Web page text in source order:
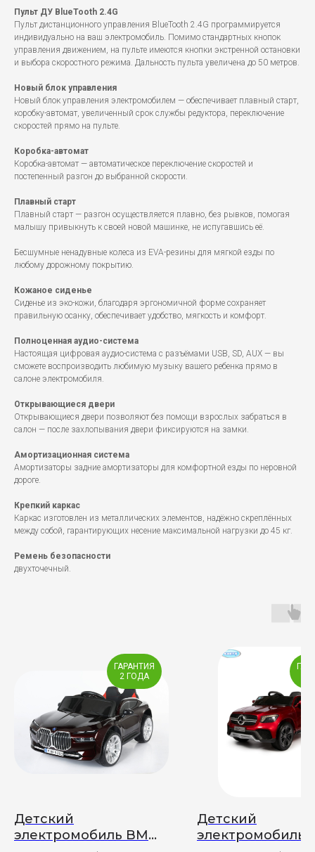
Пульт ДУ BlueTooth 2.4G
Пульт дистанционного управления BlueTooth 2.4G программируется
индивидуально на ваш электромобиль. Помимо стандартных кнопок
управления движением, на пульте имеются кнопки экстренной остановки
и выбора скоростного режима. Дальность пульта увеличена до 50 метров.
Новый блок управления
Новый блок управления электромобилем — обеспечивает плавный старт,
коробку-автомат, увеличенный срок службы редуктора, переключение
скоростей прямо на пульте.
Коробка-автомат
Коробка-автомат — автоматическое переключение скоростей и
постепенный разгон до выбранной скорости.
Плавный старт
Плавный старт — разгон осуществляется плавно, без рывков, помогая
малышу привыкнуть к своей новой машинке, не испугавшись её.
Бесшумные ненадувные колеса из EVA-резины для мягкой езды по
любому дорожному покрытию.
Кожаное сиденье
Сиденье из эко-кожи, благодаря эргономичной форме сохраняет
правильную осанку, обеспечивает удобство, мягкость и комфорт.
Полноценная аудио-система
Настоящая цифровая аудио-система с разъёмами USB, SD, AUX — вы
сможете воспроизводить любимую музыку вашего ребенка прямо в
салоне электромобиля.
Открывающиеся двери
Открывающиеся двери позволяют без помощи взрослых забраться в
салон — после захлопывания двери фиксируются на замки.
Амортизационная система
Амортизаторы задние амортизаторы для комфортной езды по неровной
дороге.
Крепкий каркас
Каркас изготовлен из металлических элементов, надёжно скреплённых
между собой, гарантирующих несение максимальной нагрузки до 45 кг.
Ремень безопасности
двухточечный.
ГАРАНТИЯ
2 ГОДА
Детский
электромобиль BMW
Детский
электромобиль